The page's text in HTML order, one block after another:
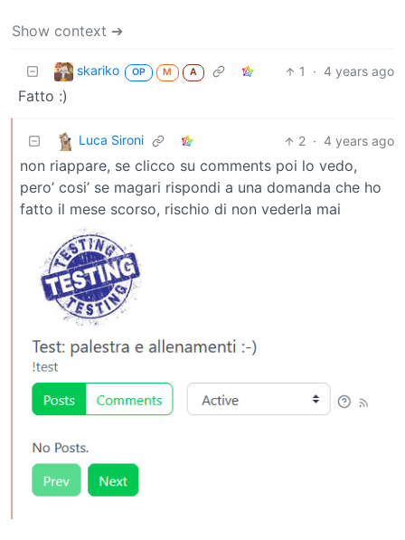
Show context ➔
skariko OP M A 1 · 4 years ago
Fatto :)
Luca Sironi 2 · 4 years ago
non riappare, se clicco su comments poi lo vedo,
pero’ cosi’ se magari rispondi a una domanda che ho
fatto il mese scorso, rischio di non vederla mai